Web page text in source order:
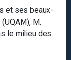
et ses beaux-
M.
le milieu des